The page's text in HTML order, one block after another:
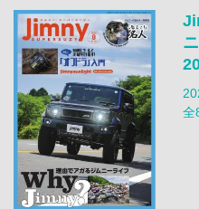
全